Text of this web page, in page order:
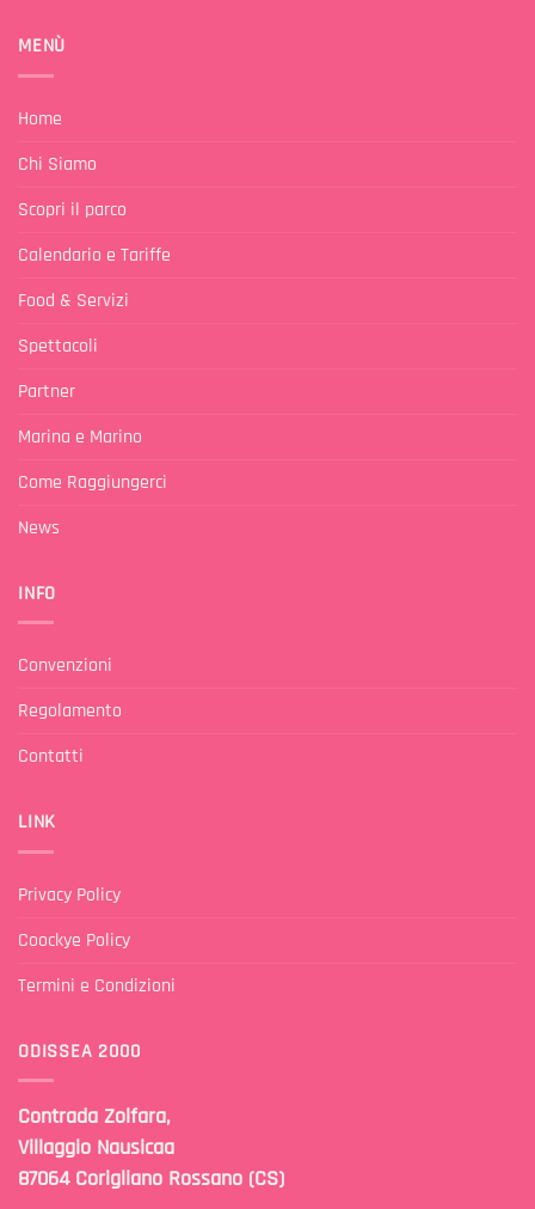
MENÙ
Home
Chi Siamo
Scopri il parco
Calendario e Tariffe
Food & Servizi
Spettacoli
Partner
Marina e Marino
Come Raggiungerci
News
INFO
Convenzioni
Regolamento
Contatti
LINK
Privacy Policy
Coockye Policy
Termini e Condizioni
ODISSEA 2000
Contrada Zolfara,
Villaggio Nausicaa
87064 Corigliano Rossano (CS)